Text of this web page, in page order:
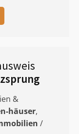
&
häuser,
/